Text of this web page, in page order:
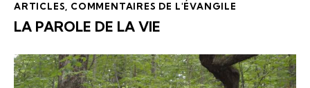
ARTICLES, COMMENTAIRES DE L'ÉVANGILE
LA PAROLE DE LA VIE